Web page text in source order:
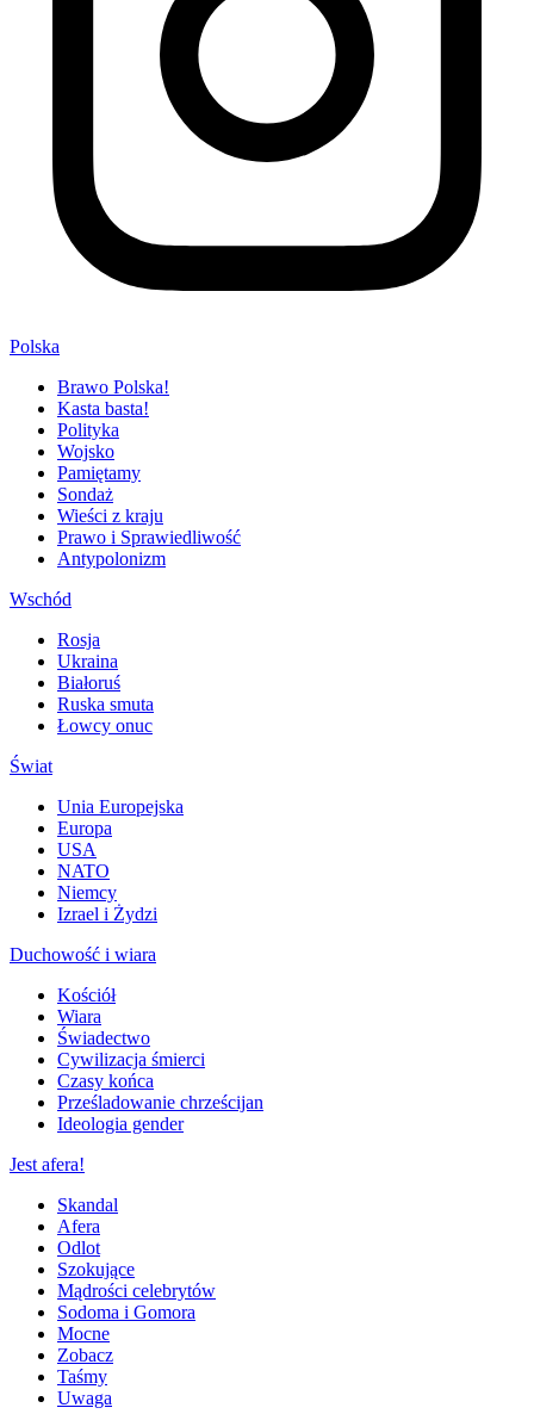
Polska
Brawo Polska!
Kasta basta!
Polityka
Wojsko
Pamiętamy
Sondaż
Wieści z kraju
Prawo i Sprawiedliwość
Antypolonizm
Wschód
Rosja
Ukraina
Białoruś
Ruska smuta
Łowcy onuc
Świat
Unia Europejska
Europa
USA
NATO
Niemcy
Izrael i Żydzi
Duchowość i wiara
Kościół
Wiara
Świadectwo
Cywilizacja śmierci
Czasy końca
Prześladowanie chrześcijan
Ideologia gender
Jest afera!
Skandal
Afera
Odlot
Szokujące
Mądrości celebrytów
Sodoma i Gomora
Mocne
Zobacz
Taśmy
Uwaga